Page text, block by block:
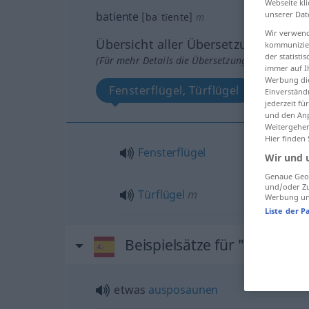
batiente [baˈtĭente] m
Übersicht aller Übersetzungen
(Für mehr Details die Übersetzung anklicken/
Fensterflügel, Türflügel
Fensterflügel
Türflügel m
Beispielsätze für "batiente"
etwas ausposaunen
Webseite
unserer
Wir
der
immer auf
Werbung
jederzeit
und den
Hier finden
Wir und
Genaue
und/oder
Werbung
Liste der